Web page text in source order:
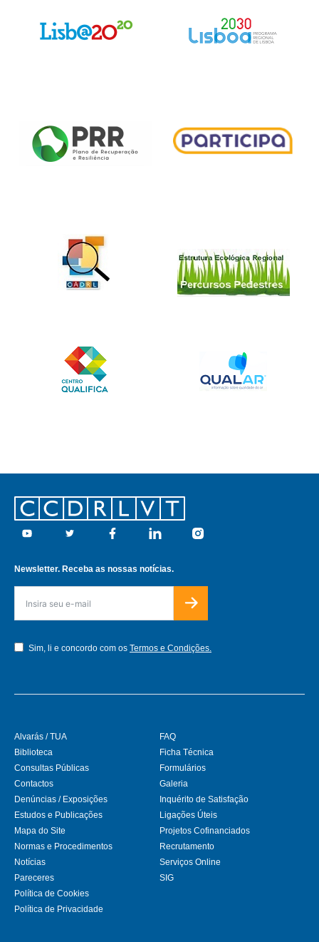
Footer
Youtube Twitter Facebook Linkedin Instagram
Newsletter. Receba as nossas notícias.
Sim, li e concordo com os Termos e Condições.
Alvarás / TUA
Biblioteca
Consultas Públicas
Contactos
Denúncias / Exposições
Estudos e Publicações
FAQ
Ficha Técnica
Formulários
Galeria
Inquérito de Satisfação
Ligações Úteis
Mapa do Site
Normas e Procedimentos
Notícias
Pareceres
Política de Cookies
Política de Privacidade
Projetos Cofinanciados
Recrutamento
Serviços Online
SIG